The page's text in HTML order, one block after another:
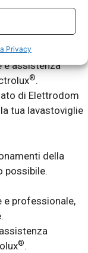
Privacy
problemi? Non
tecnici
e assistenza
®.
di Elettrodom
tua lavastoviglie
della
possibile.
e professionale,
®.